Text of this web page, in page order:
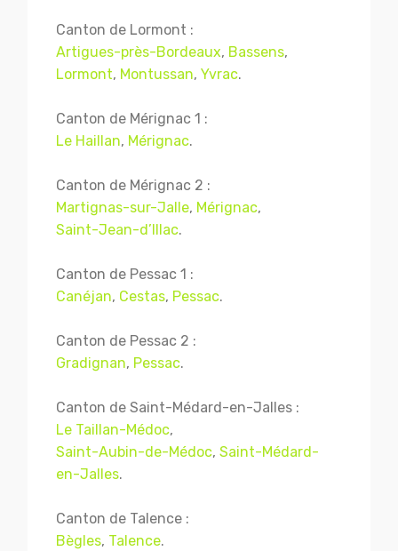
Canton de Lormont :
Artigues-près-Bordeaux, Bassens,
Lormont, Montussan, Yvrac.
Canton de Mérignac 1 :
Le Haillan, Mérignac.
Canton de Mérignac 2 :
Martignas-sur-Jalle, Mérignac,
Saint-Jean-d’Illac.
Canton de Pessac 1 :
Canéjan, Cestas, Pessac.
Canton de Pessac 2 :
Gradignan, Pessac.
Canton de Saint-Médard-en-Jalles :
Le Taillan-Médoc,
Saint-Aubin-de-Médoc, Saint-Médard-
en-Jalles.
Canton de Talence :
Bègles, Talence.